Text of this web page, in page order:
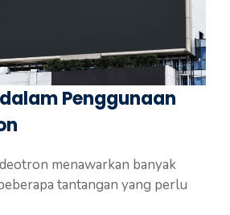
Penggunaan
menawarkan banyak
tantangan yang perlu